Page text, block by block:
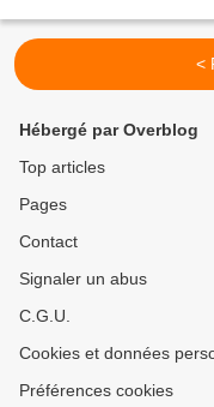
<
Hébergé par Overblog
Top articles
Pages
Contact
Signaler un abus
C.G.U.
Cookies et données
Préférences cookies